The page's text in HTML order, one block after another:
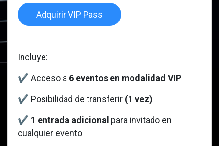
Adquirir VIP Pass
Incluye:
✔ Acceso a 6 eventos en modalidad VIP
✔ Posibilidad de transferir (1 vez)
✔ 1 entrada adicional para invitado en
cualquier evento